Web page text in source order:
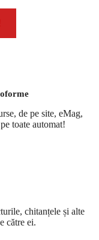
de pe site, eMag,
toate automat!
chitanțele și alte
către ei.